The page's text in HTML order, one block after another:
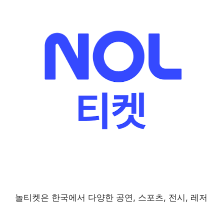
놀티켓은 한국에서 다양한 공연, 스포츠, 전시, 레저